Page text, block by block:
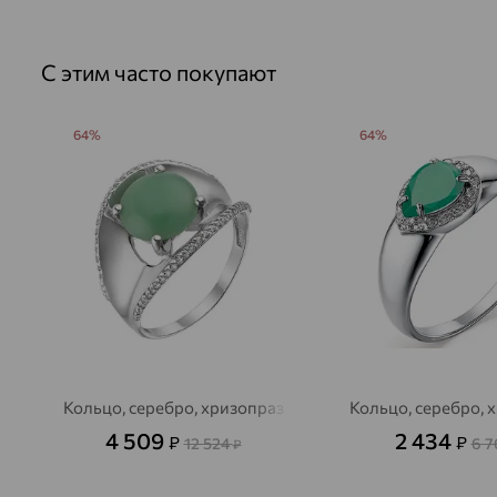
С этим часто покупают
Кольцо, серебро, хризопраз
4 509 ₽ 12 524₽
64%
Кольцо, серебро,
2 434 ₽ 6
64%